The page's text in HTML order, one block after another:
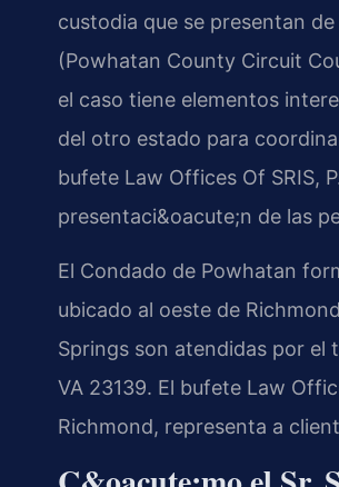
custodia que se presentan
(Powhatan County Circuit
el caso tiene elementos
del otro estado para
bufete Law Offices Of SRIS,
presentaci&oacute;n de las
El Condado de Powhatan
ubicado al oeste de
Springs son atendidas por el
VA 23139. El bufete Law
Richmond, representa a